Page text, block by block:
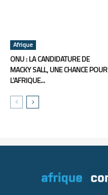
Afrique
ONU : LA CANDIDATURE DE
MACKY SALL, UNE CHANCE POUR
L’AFRIQUE...